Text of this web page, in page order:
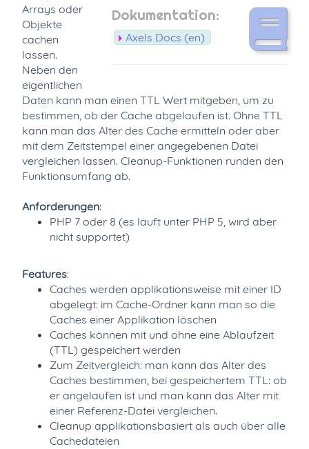
Dokumentation:
Axels Docs (en)
Arrays oder
Objekte
cachen
lassen.
Neben den
eigentlichen
Daten kann man einen TTL Wert mitgeben, um zu
bestimmen, ob der Cache abgelaufen ist. Ohne TTL
kann man das Alter des Cache ermitteln oder aber
mit dem Zeitstempel einer angegebenen Datei
vergleichen lassen. Cleanup-Funktionen runden den
Funktionsumfang ab.
Anforderungen:
PHP 7 oder 8 (es läuft unter PHP 5, wird aber
nicht supportet)
Features:
Caches werden applikationsweise mit einer ID
abgelegt: im Cache-Ordner kann man so die
Caches einer Applikation löschen
Caches können mit und ohne eine Ablaufzeit
(TTL) gespeichert werden
Zum Zeitvergleich: man kann das Alter des
Caches bestimmen, bei gespeichertem TTL: ob
er angelaufen ist und man kann das Alter mit
einer Referenz-Datei vergleichen.
Cleanup applikationsbasiert als auch über alle
Cachedateien